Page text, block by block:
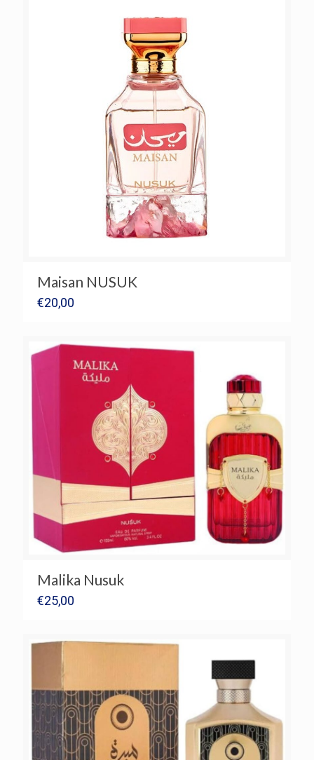
Maisan NUSUK
€20,00
Malika Nusuk
€25,00